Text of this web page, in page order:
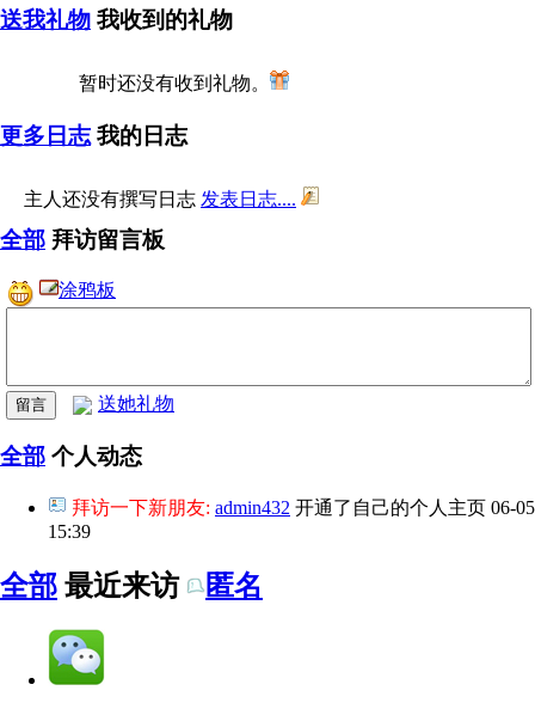
送我礼物 我收到的礼物
暂时还没有收到礼物。
更多日志 我的日志
主人还没有撰写日志 发表日志....
全部 拜访留言板
涂鸦板
送她礼物
全部 个人动态
拜访一下新朋友: admin432 开通了自己的个人主页 06-05
15:39
全部 最近来访 匿名